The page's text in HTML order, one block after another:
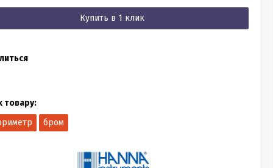
Купить в 1 клик
товару:
бром